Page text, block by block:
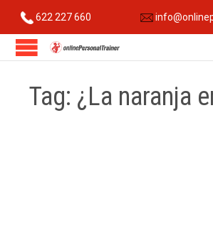
622 227 660
Tag: ¿La naranja